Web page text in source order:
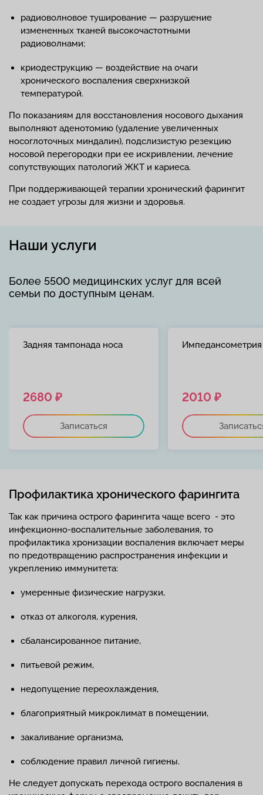
радиоволновое туширование — разрушение
измененных тканей высокочастотными
радиоволнами;
криодеструкцию — воздействие на очаги
хронического воспаления сверхнизкой
температурой.
По показаниям для восстановления носового дыхания
выполняют аденотомию (удаление увеличенных
носоглоточных миндалин), подслизистую резекцию
носовой перегородки при ее искривлении, лечение
сопутствующих патологий ЖКТ и кариеса.
При поддерживающей терапии хронический фарингит
не создает угрозы для жизни и здоровья.
Наши услуги
Более 5500 медицинских услуг для всей
семьи по доступным ценам.
Задняя тампонада носа
2680 ₽
Записаться
Импедансометрия
2010 ₽
Профилактика хронического фарингита
Так как причина острого фарингита чаще всего - это
инфекционно-воспалительные заболевания, то
профилактика хронизации воспаления включает меры
по предотвращению распространения инфекции и
укреплению иммунитета:
умеренные физические нагрузки,
отказ от алкоголя, курения,
сбалансированное питание,
питьевой режим,
недопущение переохлаждения,
благоприятный микроклимат в помещении,
закаливание организма,
соблюдение правил личной гигиены.
Не следует допускать перехода острого воспаления в